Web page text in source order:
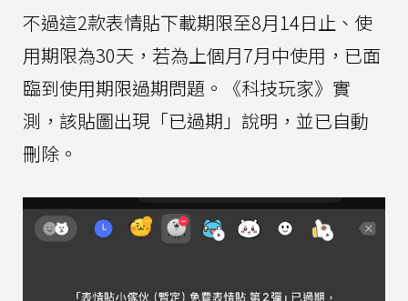
不過這2款表情貼下載期限至8月14日止、使
用期限為30天，若為上個月7月中使用，已面
臨到使用期限過期問題。《科技玩家》實
測，該貼圖出現「已過期」說明，並已自動
刪除。